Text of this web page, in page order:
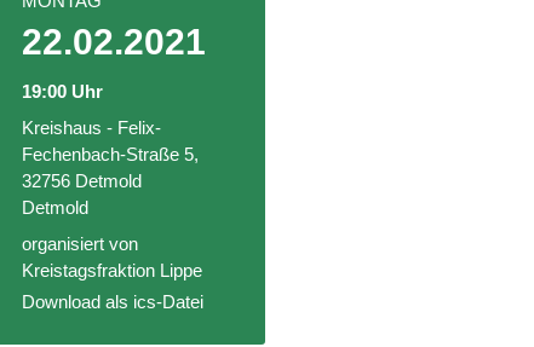
22.02.2021
19:00 Uhr
Kreishaus - Felix-
Fechenbach-Straße 5,
32756 Detmold
Detmold
organisiert von
Kreistagsfraktion Lippe
Download als ics-Datei